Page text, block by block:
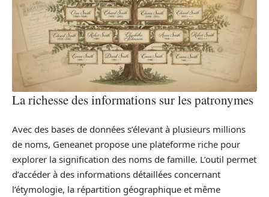
La richesse des informations sur les patronymes
Avec des bases de données s’élevant à plusieurs millions
de noms, Geneanet propose une plateforme riche pour
explorer la signification des noms de famille. L’outil permet
d’accéder à des informations détaillées concernant
l’étymologie, la répartition géographique et même